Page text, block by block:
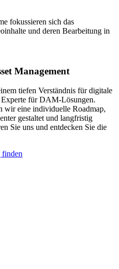
fokussieren sich das
und deren Bearbeitung in
Management
tiefen Verständnis für digitale
für DAM-Lösungen.
wir eine individuelle Roadmap,
gestaltet und langfristig
Sie uns und entdecken Sie die
finden